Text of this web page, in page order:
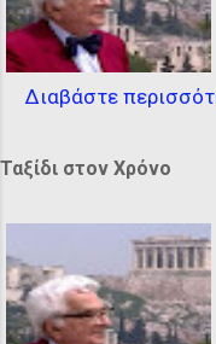
Διαβάστε
Ταξίδι στον Χρόνο